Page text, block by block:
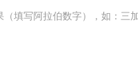
（填写阿拉伯数字），如：三